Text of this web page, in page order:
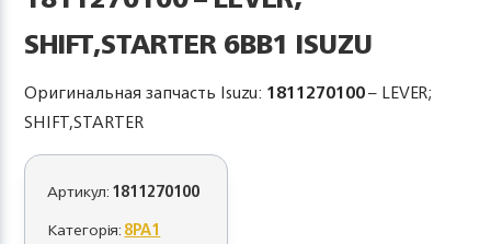
SHIFT,STARTER 6BB1 ISUZU
Оригинальная запчасть Isuzu: 1811270100– LEVER;
SHIFT,STARTER
Артикул:1811270100
Категорія:8PA1